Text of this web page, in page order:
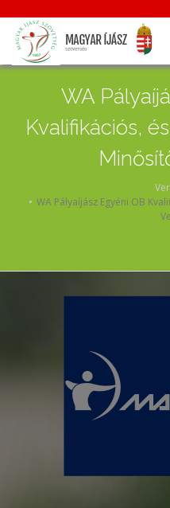
WA
Kvalifikációs,
WA Pályaíjász Egyéni OB